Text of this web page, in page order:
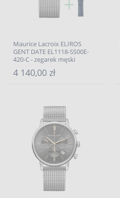
Maurice Lacroix ELIROS
GENT DATE EL1118-SS00E-
420-C - zegarek męski
4 140,00 zł